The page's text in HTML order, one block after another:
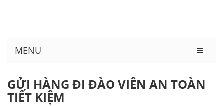
MENU
GỬI HÀNG ĐI ĐÀO VIÊN AN TOÀN
TIẾT KIỆM